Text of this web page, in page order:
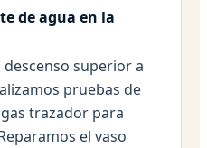
de agua en la
superior a
pruebas de
trazador para
el vaso